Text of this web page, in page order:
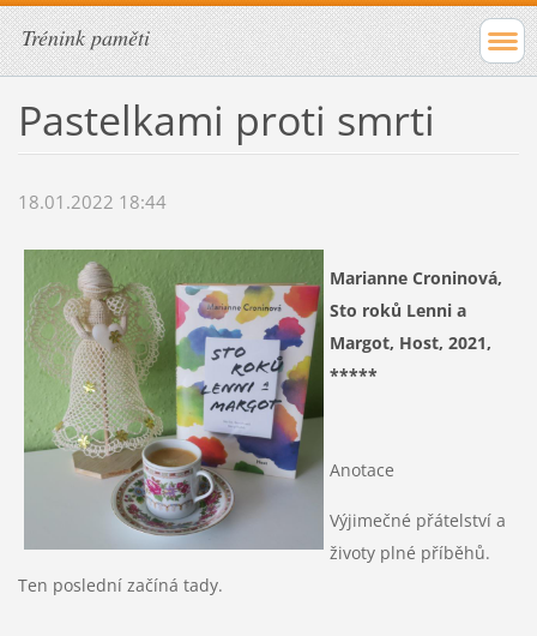
Trénink paměti
Pastelkami proti smrti
18.01.2022 18:44
Marianne Croninová,
Sto roků Lenni a
Margot, Host, 2021,
*****
Anotace
Výjimečné přátelství a
životy plné příběhů.
Ten poslední začíná tady.